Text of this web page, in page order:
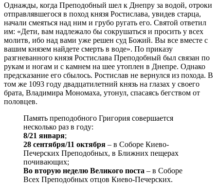
Однажды, когда Преподобный шел к Днепру за водой, отроки
отправлявшегося в поход князя Ростислава, увидев старца,
начали смеяться над ним и грубо ругать его. Святой ответил
им: «Дети, вам надлежало бы сокрушаться и просить у всех
молитв, ибо над вами уже решен суд Божий. Вы все вместе с
вашим князем найдете смерть в воде». По приказу
разгневанного князя Ростислава Преподобный был связан по
рукам и ногам и с камнем на шее утоплен в Днепре. Однако
предсказание его сбылось. Ростислав не вернулся из похода. В
том же 1093 году двадцатилетний князь на глазах у своего
брата, Владимира Мономаха, утонул, спасаясь бегством от
половцев.
Память преподобного Григория совершается
несколько раз в году:
8/21 января;
28 сентября/11 октября – в Соборе Киево-
Печерских Преподобных, в Ближних пещерах
почивающих;
Во вторую неделю Великого поста – в Соборе
Всех Преподобных отцов Киево-Печерских.